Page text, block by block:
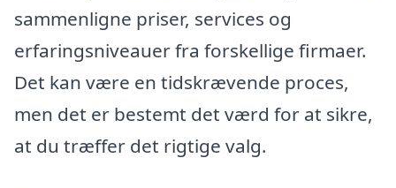
sammenligne priser, services og
erfaringsniveauer fra forskellige firmaer.
Det kan være en tidskrævende proces,
men det er bestemt det værd for at sikre,
at du træffer det rigtige valg.